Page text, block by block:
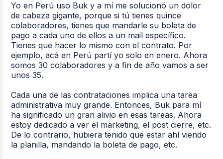
Yo en Perú uso Buk y a mí me solucionó un dolor
de cabeza gigante, porque si tú tienes quince
colaboradores, tienes que mandarle su boleta de
pago a cada uno de ellos a un mail específico.
Tienes que hacer lo mismo con el contrato. Por
ejemplo, acá en Perú partí yo solo en enero. Ahora
somos 30 colaboradores y a fin de año vamos a ser
unos 35.
Cada una de las contrataciones implica una tarea
administrativa muy grande. Entonces, Buk para mí
ha significado un gran alivio en esas tareas. Ahora
estoy dedicado a ver el marketing, el post cierre, etc.
De lo contrario, hubiera tenido que estar ahí viendo
la planilla, mandando la boleta de pago, etc.